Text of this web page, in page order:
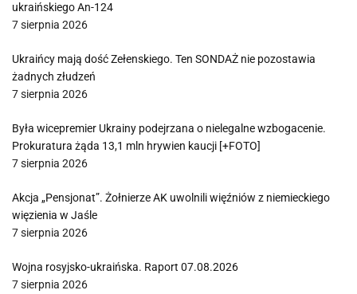
ukraińskiego An-124
7 sierpnia 2026
Ukraińcy mają dość Zełenskiego. Ten SONDAŻ nie pozostawia
żadnych złudzeń
7 sierpnia 2026
Była wicepremier Ukrainy podejrzana o nielegalne wzbogacenie.
Prokuratura żąda 13,1 mln hrywien kaucji [+FOTO]
7 sierpnia 2026
Akcja „Pensjonat”. Żołnierze AK uwolnili więźniów z niemieckiego
więzienia w Jaśle
7 sierpnia 2026
Wojna rosyjsko-ukraińska. Raport 07.08.2026
7 sierpnia 2026